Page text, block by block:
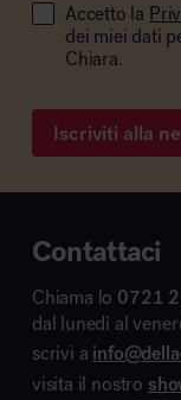
Accetto la
dei miei dati
Chiara.
Iscriviti alla
Contattaci
Chiama lo 0721
dal lunedì al
scrivi a
visita il nostro